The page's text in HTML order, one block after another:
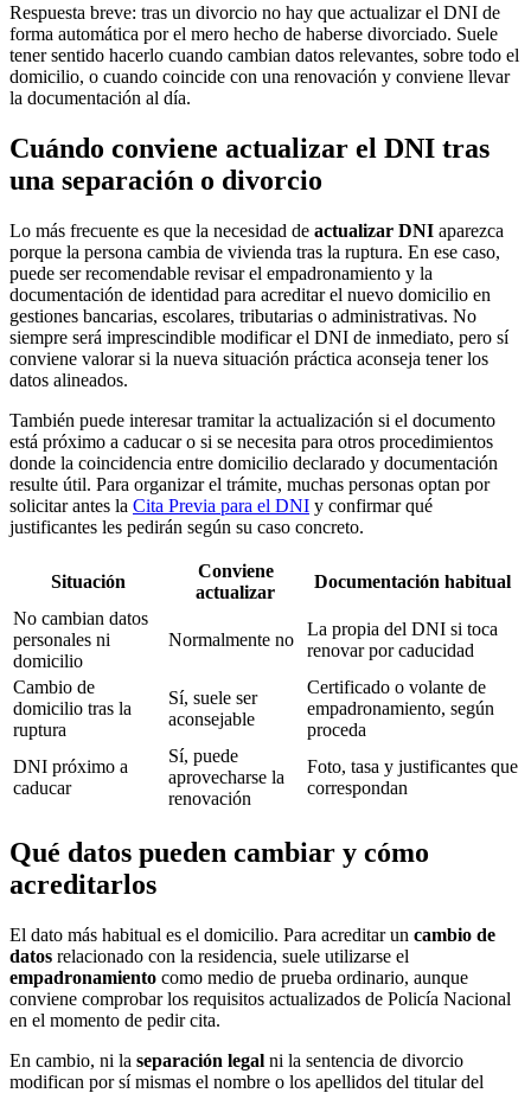
Respuesta breve: tras un divorcio no hay que actualizar el DNI de
forma automática por el mero hecho de haberse divorciado. Suele
tener sentido hacerlo cuando cambian datos relevantes, sobre todo el
domicilio, o cuando coincide con una renovación y conviene llevar
la documentación al día.
Cuándo conviene actualizar el DNI tras
una separación o divorcio
Lo más frecuente es que la necesidad de actualizar DNI aparezca
porque la persona cambia de vivienda tras la ruptura. En ese caso,
puede ser recomendable revisar el empadronamiento y la
documentación de identidad para acreditar el nuevo domicilio en
gestiones bancarias, escolares, tributarias o administrativas. No
siempre será imprescindible modificar el DNI de inmediato, pero sí
conviene valorar si la nueva situación práctica aconseja tener los
datos alineados.
También puede interesar tramitar la actualización si el documento
está próximo a caducar o si se necesita para otros procedimientos
donde la coincidencia entre domicilio declarado y documentación
resulte útil. Para organizar el trámite, muchas personas optan por
solicitar antes la Cita Previa para el DNI y confirmar qué
justificantes les pedirán según su caso concreto.
Situación
Conviene
actualizar
Documentación habitual
No cambian datos
personales ni
domicilio
Normalmente no
La propia del DNI si toca
renovar por caducidad
Cambio de
domicilio tras la
ruptura
Sí, suele ser
aconsejable
Certificado o volante de
empadronamiento, según
proceda
DNI próximo a
caducar
Sí, puede
aprovecharse la
renovación
Foto, tasa y justificantes que
correspondan
Qué datos pueden cambiar y cómo
acreditarlos
El dato más habitual es el domicilio. Para acreditar un cambio de
datos relacionado con la residencia, suele utilizarse el
empadronamiento como medio de prueba ordinario, aunque
conviene comprobar los requisitos actualizados de Policía Nacional
en el momento de pedir cita.
En cambio, ni la separación legal ni la sentencia de divorcio
modifican por sí mismas el nombre o los apellidos del titular del